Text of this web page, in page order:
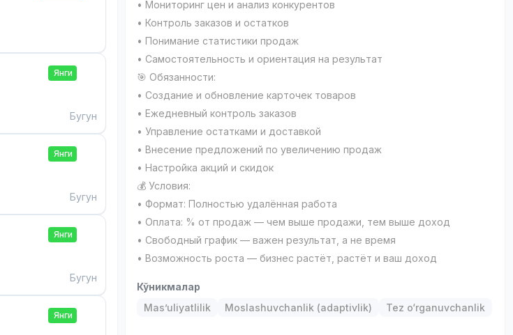
Янги
Бугун
Янги
Бугун
Янги
Бугун
Янги
• Мониторинг цен и анализ конкурентов
• Контроль заказов и остатков
• Понимание статистики продаж
• Самостоятельность и ориентация на результат
🎯 Обязанности:
• Создание и обновление карточек товаров
• Ежедневный контроль заказов
• Управление остатками и доставкой
• Внесение предложений по увеличению продаж
• Настройка акций и скидок
💰 Условия:
• Формат: Полностью удалённая работа
• Оплата: % от продаж — чем выше продажи, тем выше доход
• Свободный график — важен результат, а не время
• Возможность роста — бизнес растёт, растёт и ваш доход
Кўникмалар
Mas’uliyatlilik
Moslashuvchanlik (adaptivlik) Tez o‘rganuvchanlik